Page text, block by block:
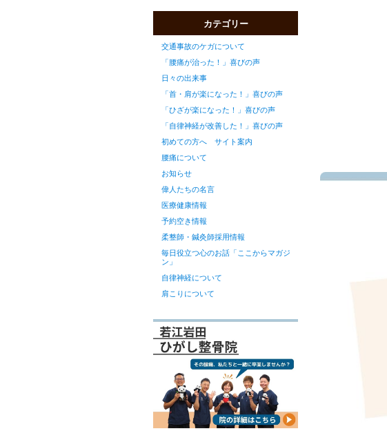
カテゴリー
交通事故のケガについて
「腰痛が治った！」喜びの声
日々の出来事
「首・肩が楽になった！」喜びの声
「ひざが楽になった！」喜びの声
「自律神経が改善した！」喜びの声
初めての方へ サイト案内
腰痛について
お知らせ
偉人たちの名言
医療健康情報
予約空き情報
柔整師・鍼灸師採用情報
毎日役立つ心のお話「ここからマガジ
ン」
自律神経について
肩こりについて